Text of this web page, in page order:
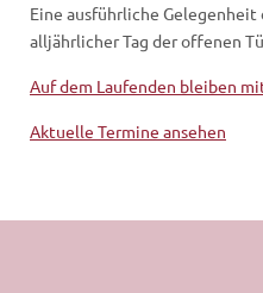
Eine ausführliche
alljährlicher Tag der offenen
Auf dem Laufenden bleiben
Aktuelle Termine ansehen